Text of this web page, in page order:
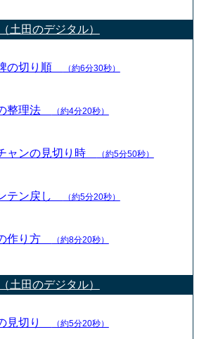
土田のデジタル）
の切り順 （約6分30秒）
整理法 （約4分20秒）
ャンの見切り時 （約5分50秒）
テン戻し （約5分20秒）
作り方 （約8分20秒）
土田のデジタル）
見切り （約5分20秒）